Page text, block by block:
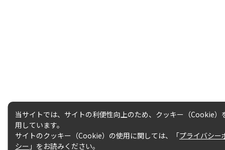
富士登山ルールと
マナー
当サイトでは、サイトの利便性向上のため、クッキー（Cookie）
用しています。
サイトのクッキー（Cookie）の使用に関しては、「プライバシー
シー 」をお読みください。